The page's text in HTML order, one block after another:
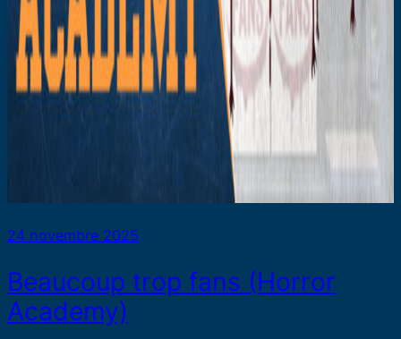
24 novembre 2025
Beaucoup trop fans (Horror
Academy)